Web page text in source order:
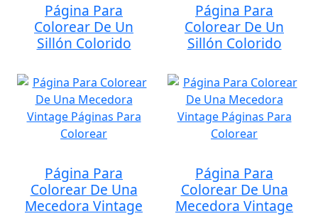
Página Para
Colorear De Un
Sillón Colorido
Página Para
Colorear De Un
Sillón Colorido
Página Para
Colorear De Una
Mecedora Vintage
Página Para
Colorear De Una
Mecedora Vintage